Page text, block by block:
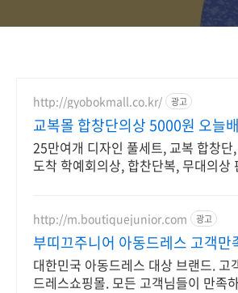
http://gyobokmall.co.kr/ 광고
교복몰 합창단의상 5000원 오늘
25만여개 디자인 풀세트, 교복 합창
도착 학예회의상, 합찬단복, 무대의
http://m.boutiquejunior.com 광고
부띠끄주니어 아동드레스 고객만
대한민국 아동드레스 대상 브랜드.
드레스쇼핑몰. 모든 고객님들이 만족